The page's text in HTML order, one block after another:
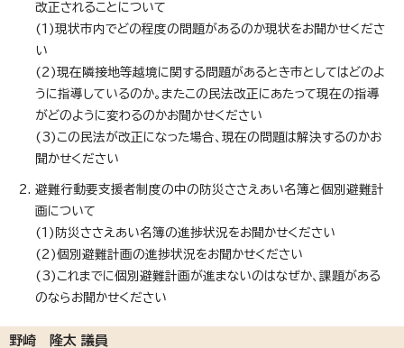
改正されることについて
(1)現状市内でどの程度の問題があるのか現状をお聞かせくださ
い
(2)現在隣接地等越境に関する問題があるとき市としてはどのよ
うに指導しているのか。またこの民法改正にあたって現在の指導
がどのように変わるのかお聞かせください
(3)この民法が改正になった場合、現在の問題は解決するのかお
聞かせください
避難行動要支援者制度の中の防災ささえあい名簿と個別避難計
画について
(1)防災ささえあい名簿の進捗状況をお聞かせください
(2)個別避難計画の進捗状況をお聞かせください
(3)これまでに個別避難計画が進まないのはなぜか、課題がある
のならお聞かせください
野崎 隆太 議員